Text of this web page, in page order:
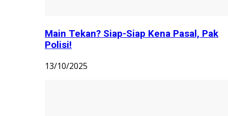
Main Tekan? Siap-Siap Kena Pasal, Pak
Polisi!
13/10/2025